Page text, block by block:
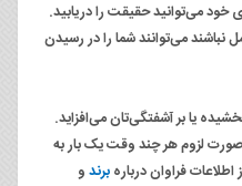
خود می‌توانید حقیقت را دریابید.
می‌توانند شما را در رسیدن
لزوم هر چند وقت یک بار به
فراوان دربارهبرندو